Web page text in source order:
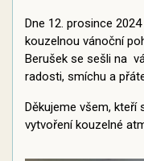
Dne 12. prosince
kouzelnou vánoční
Berušek se sešli na
radosti, smíchu a
Děkujeme všem, kteří
vytvoření kouzelné